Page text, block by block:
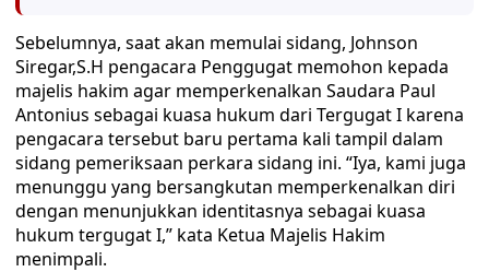
Sebelumnya, saat akan memulai sidang, Johnson
Siregar,S.H pengacara Penggugat memohon kepada
majelis hakim agar memperkenalkan Saudara Paul
Antonius sebagai kuasa hukum dari Tergugat I karena
pengacara tersebut baru pertama kali tampil dalam
sidang pemeriksaan perkara sidang ini. “Iya, kami juga
menunggu yang bersangkutan memperkenalkan diri
dengan menunjukkan identitasnya sebagai kuasa
hukum tergugat I,” kata Ketua Majelis Hakim
menimpali.